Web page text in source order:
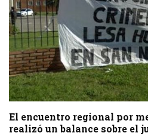
El encuentro regional por
realizó un balance sobre el